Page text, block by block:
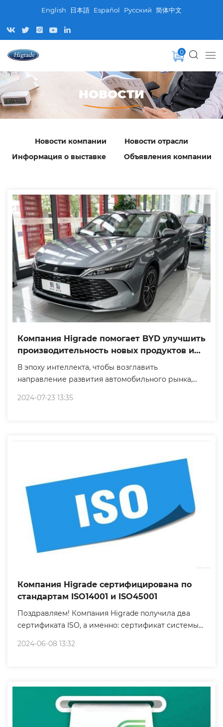
English 日本語 Español Pусский 简体中文
0
НОВОСТИ
Новости компании
Новости отрасли
Информация о выставке
Объявления компании
Компания Higrade помогает BYD улучшить
производительность новых продуктов и
открыть новую эру высококачественного
развития
В эпоху интеллекта, чтобы возглавить
направление развития автомобильного рынка,
трансформации рыночной стратегии и стратегии
2024-07-23 13:35
Компания Higrade сертифицирована по
стандартам ISO14001 и ISO45001
Поздравляем! Компания Higrade получила два
сертификата ISO, а именно: сертификат системы
сертификат системы менеджмента охраны труда
2024-06-08 13:32